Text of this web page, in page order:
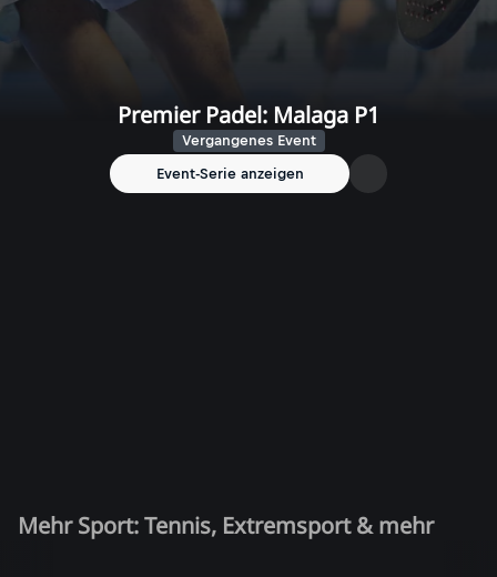
Premier Padel: Malaga P1
Vergangenes Event
Event-Serie anzeigen
Mehr Sport: Tennis, Extremsport & mehr